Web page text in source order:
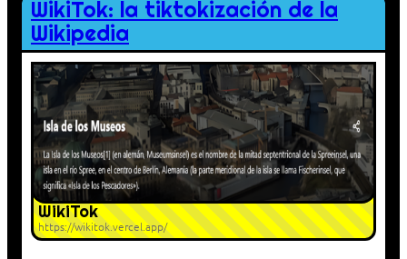
WikiTok: la tiktokización de la
Wikipedia
WikiTok
https://wikitok.vercel.app/